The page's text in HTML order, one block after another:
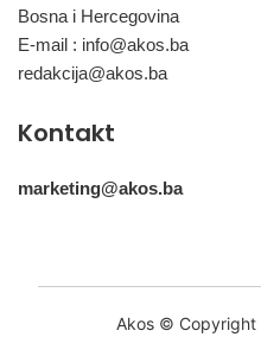
Bosna i Hercegovina
E-mail : info@akos.ba
redakcija@akos.ba
Kontakt
marketing@akos.ba
Akos ©